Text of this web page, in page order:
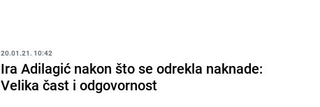
20.01.21. 10:42
Ira Adilagić nakon što se odrekla naknade:
Velika čast i odgovornost